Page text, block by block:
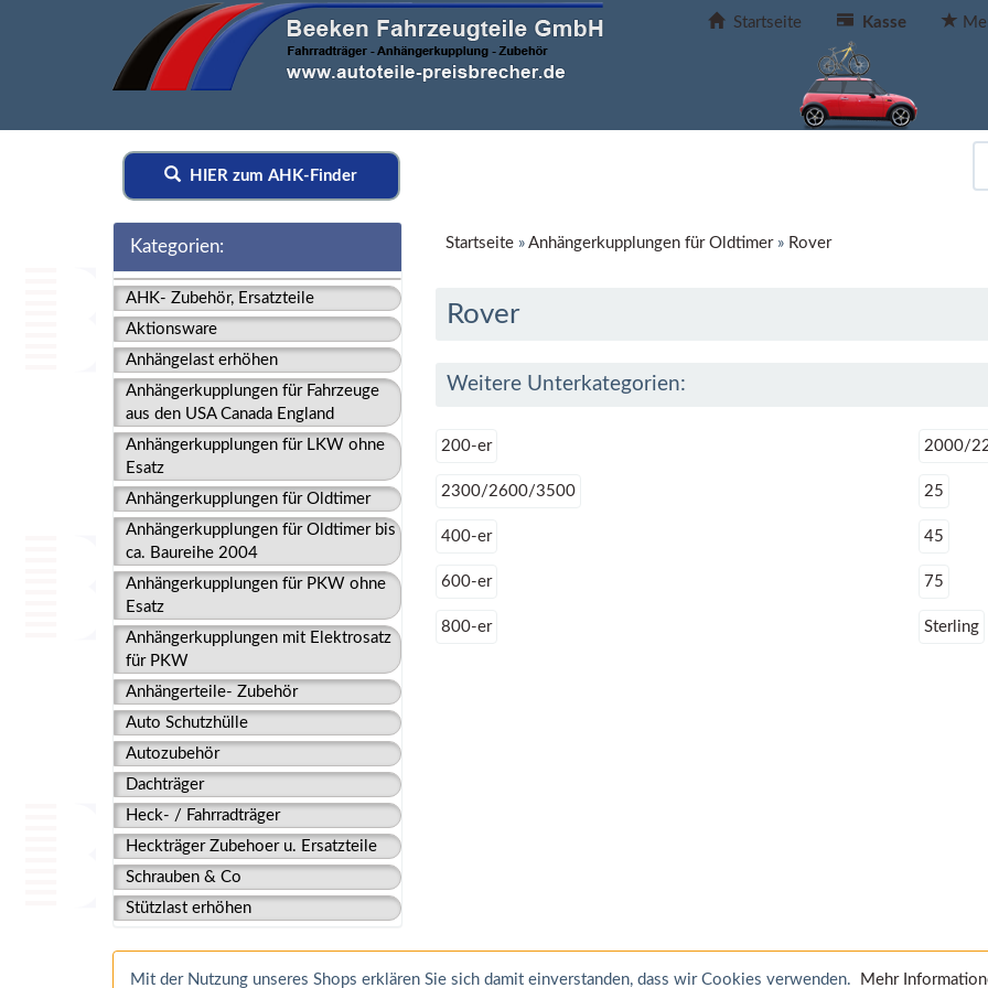
Startseite Kasse
HIER zum AHK-Finder
Kategorien:
AHK- Zubehör, Ersatzteile
Aktionsware
Anhängelast erhöhen
Anhängerkupplungen für Fahrzeuge
aus den USA Canada England
Anhängerkupplungen für LKW ohne
Esatz
Anhängerkupplungen für Oldtimer
Anhängerkupplungen für Oldtimer bis
ca. Baureihe 2004
Anhängerkupplungen für PKW ohne
Esatz
Anhängerkupplungen mit Elektrosatz
für PKW
Anhängerteile- Zubehör
Auto Schutzhülle
Autozubehör
Dachträger
Heck- / Fahrradträger
Heckträger Zubehoer u. Ersatzteile
Schrauben & Co
Stützlast erhöhen
Startseite» Anhängerkupplungen für Oldtimer» Rover
Rover
Weitere Unterkategorien:
200-er 2000/
2300/2600/3500 25
400-er 45
600-er 75
800-er Sterling
Mit der Nutzung unseres Shops erklären Sie sich damit einverstanden, dass wir Cookies verwenden. Mehr